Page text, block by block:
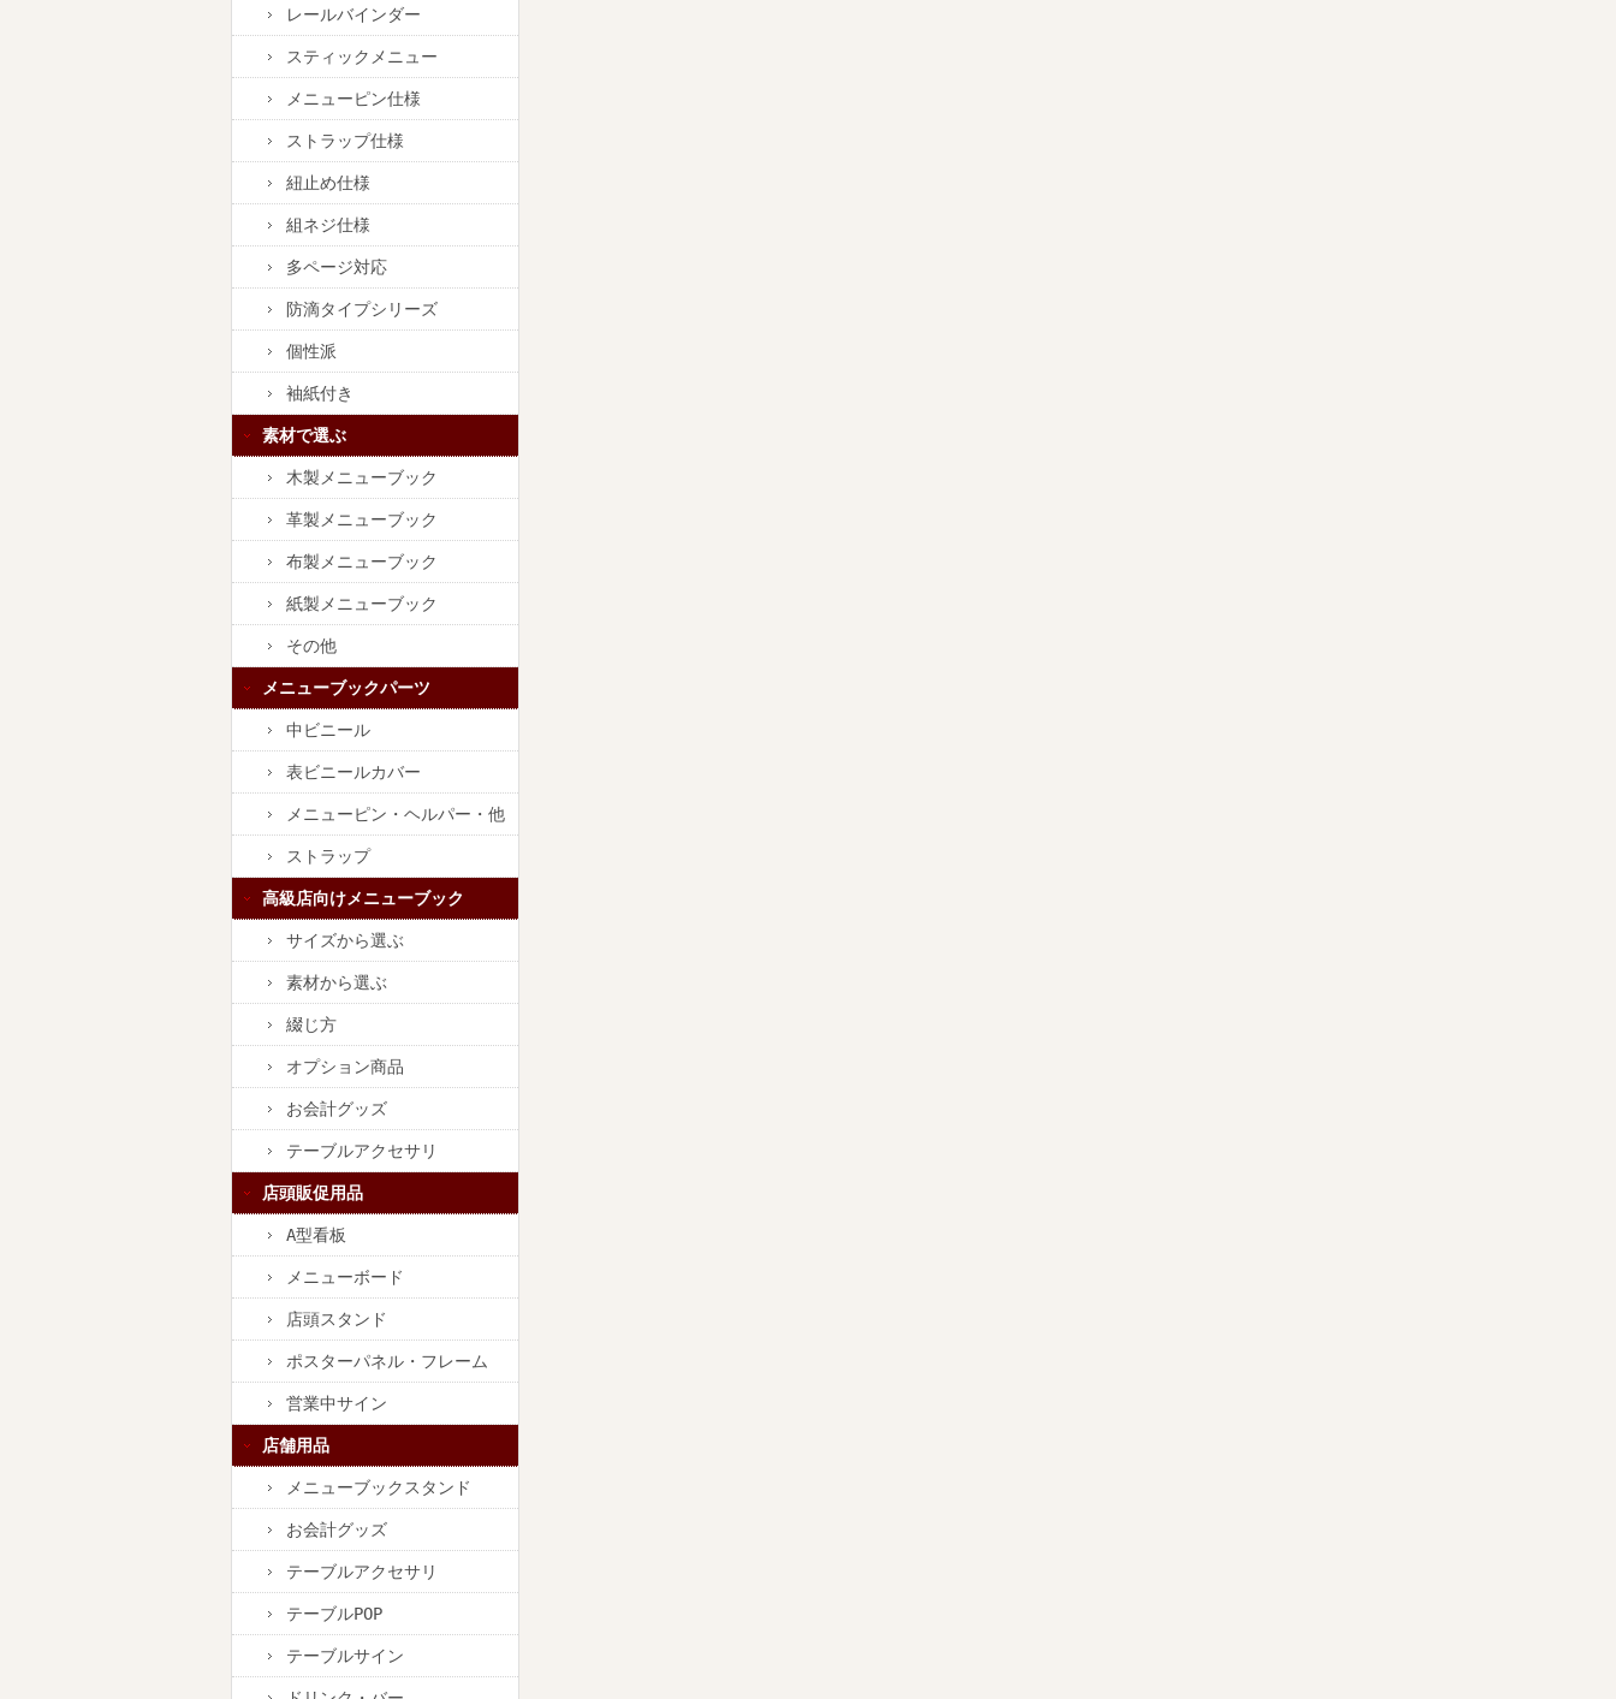
レールバインダー
スティックメニュー
メニューピン仕様
ストラップ仕様
紐止め仕様
組ネジ仕様
多ページ対応
防滴タイプシリーズ
個性派
袖紙付き
素材で選ぶ
木製メニューブック
革製メニューブック
布製メニューブック
紙製メニューブック
その他
メニューブックパーツ
中ビニール
表ビニールカバー
メニューピン・ヘルパー・他
ストラップ
高級店向けメニューブック
サイズから選ぶ
素材から選ぶ
綴じ方
オプション商品
お会計グッズ
テーブルアクセサリ
店頭販促用品
A型看板
メニューボード
店頭スタンド
ポスターパネル・フレーム
営業中サイン
店舗用品
メニューブックスタンド
お会計グッズ
テーブルアクセサリ
テーブルPOP
テーブルサイン